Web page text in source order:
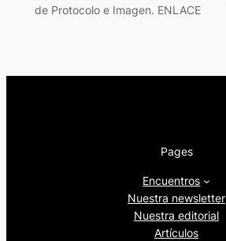
de Protocolo e Imagen. ENLACE
Pages
Encuentros
Nuestra newsletter
Nuestra editorial
Artículos